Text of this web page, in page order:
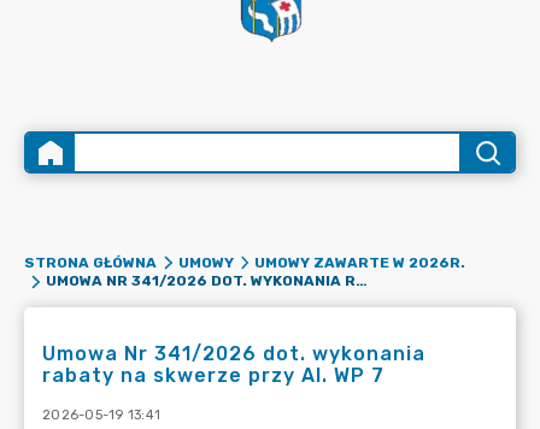
STRONA GŁÓWNA UMOWY
UMOWY ZAWARTE W 2026R.
UMOWA NR 341/2026 DOT. WYKONANIA RABATY NA SKWERZE PRZY AL. WP 7
Umowa Nr 341/2026 dot. wykonania
rabaty na skwerze przy Al. WP 7
2026-05-19 13:41